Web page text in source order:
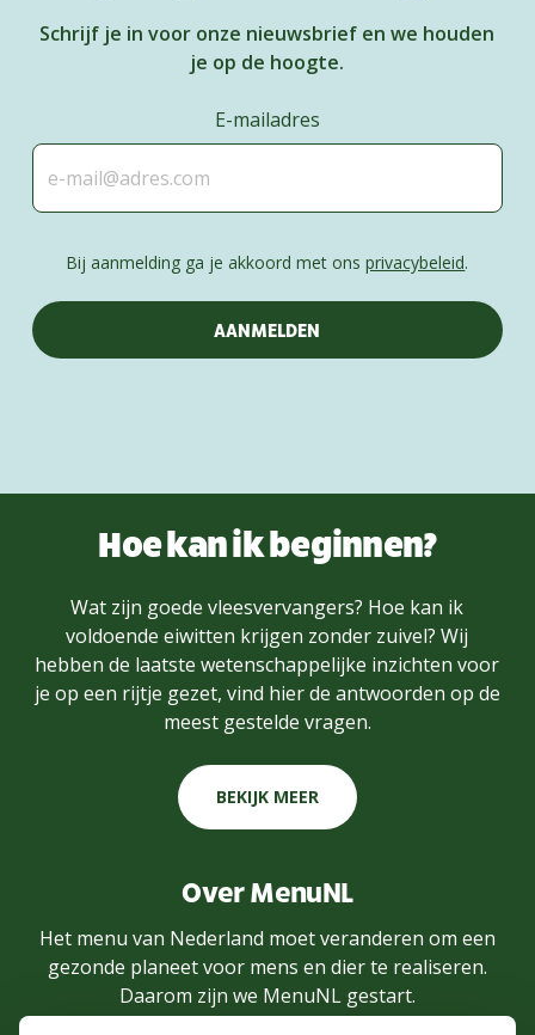
Schrijf je in voor onze nieuwsbrief en we houden
je op de hoogte.
E-mailadres
Bij aanmelding ga je akkoord met onsprivacybeleid.
Hoe kan ik beginnen?
Wat zijn goede vleesvervangers? Hoe kan ik
voldoende eiwitten krijgen zonder zuivel? Wij
hebben de laatste wetenschappelijke inzichten voor
je op een rijtje gezet, vind hier de antwoorden op de
meest gestelde vragen.
BEKIJK MEER
Over MenuNL
Het menu van Nederland moet veranderen om een
gezonde planeet voor mens en dier te realiseren.
Daarom zijn we MenuNL gestart.